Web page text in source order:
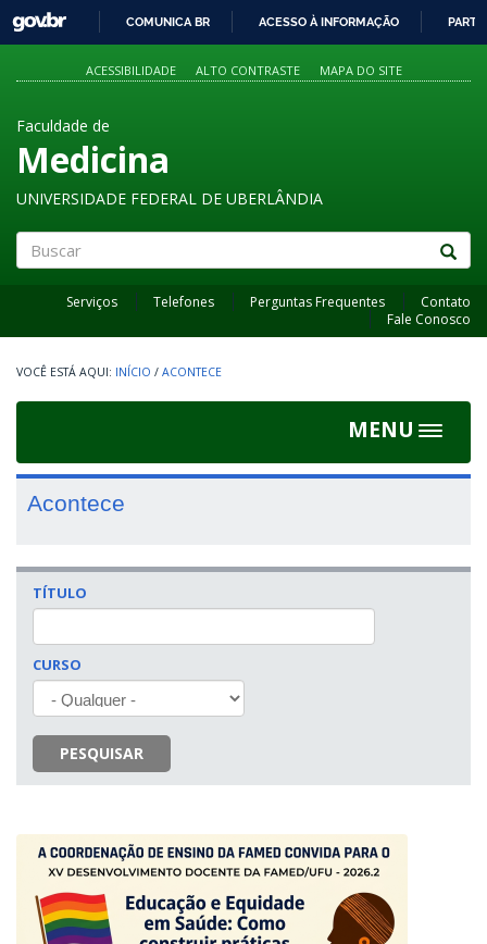
PARA
O
GOVBR
COMUNICA BR ACESSO À INFORMAÇÃO
ACESSIBILIDADE ALTO CONTRASTE MAPA DO SITE
Faculdade de
Medicina
UNIVERSIDADE FEDERAL DE UBERLÂNDIA
Serviços Telefones Perguntas Frequentes
Contato
Fale Conosco
INÍCIO / ACONTECE
MENU
Toggle
Acontece
TÍTULO
CURSO
PESQUISAR